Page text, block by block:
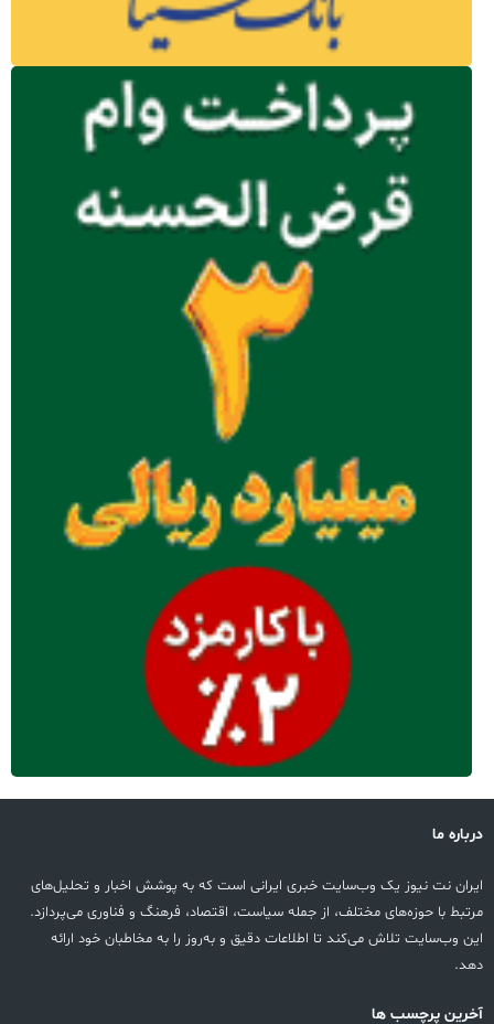
درباره ما
ایران نت نیوز یک وب‌سایت خبری ایرانی است که به پوشش اخبار و تحلیل‌های
مرتبط با حوزه‌های مختلف، از جمله سیاست، اقتصاد، فرهنگ و فناوری می‌پردازد.
این وب‌سایت تلاش می‌کند تا اطلاعات دقیق و به‌روز را به مخاطبان خود ارائه
دهد.
آخرین پرچسب ها